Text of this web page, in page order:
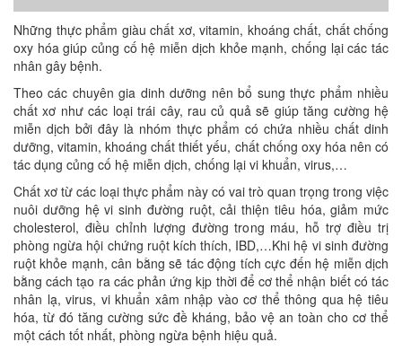
Những thực phẩm giàu chất xơ, vitamin, khoáng chất, chất chống
oxy hóa giúp củng cố hệ miễn dịch khỏe mạnh, chống lại các tác
nhân gây bệnh.
Theo các chuyên gia dinh dưỡng nên bổ sung thực phẩm nhiều
chất xơ như các loại trái cây, rau củ quả sẽ giúp tăng cường hệ
miễn dịch bởi đây là nhóm thực phẩm có chứa nhiều chất dinh
dưỡng, vitamin, khoáng chất thiết yếu, chất chống oxy hóa nên có
tác dụng củng cố hệ miễn dịch, chống lại vi khuẩn, virus,…
Chất xơ từ các loại thực phẩm này có vai trò quan trọng trong việc
nuôi dưỡng hệ vi sinh đường ruột, cải thiện tiêu hóa, giảm mức
cholesterol, điều chỉnh lượng đường trong máu, hỗ trợ điều trị
phòng ngừa hội chứng ruột kích thích, IBD,…Khi hệ vi sinh đường
ruột khỏe mạnh, cân bằng sẽ tác động tích cực đến hệ miễn dịch
bằng cách tạo ra các phản ứng kịp thời để cơ thể nhận biết có tác
nhân lạ, virus, vi khuẩn xâm nhập vào cơ thể thông qua hệ tiêu
hóa, từ đó tăng cường sức đề kháng, bảo vệ an toàn cho cơ thể
một cách tốt nhất, phòng ngừa bệnh hiệu quả.